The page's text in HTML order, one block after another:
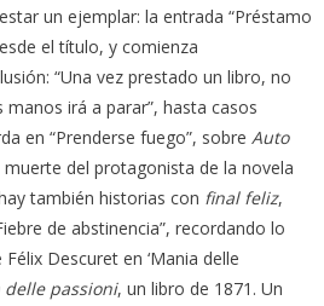
un ejemplar: la entrada “Préstamo
el título, y comienza
“Una vez prestado un libro, no
irá a parar”, hasta casos
en “Prenderse fuego”, sobre Auto
muerte del protagonista de la novela
también historias con final feliz,
de abstinencia”, recordando lo
Descuret en ‘Mania delle
delle passioni, un libro de 1871. Un